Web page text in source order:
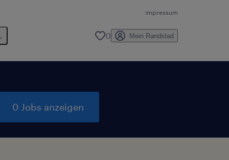
impressum
0 Mein Randstad
0 Jobs anzeigen